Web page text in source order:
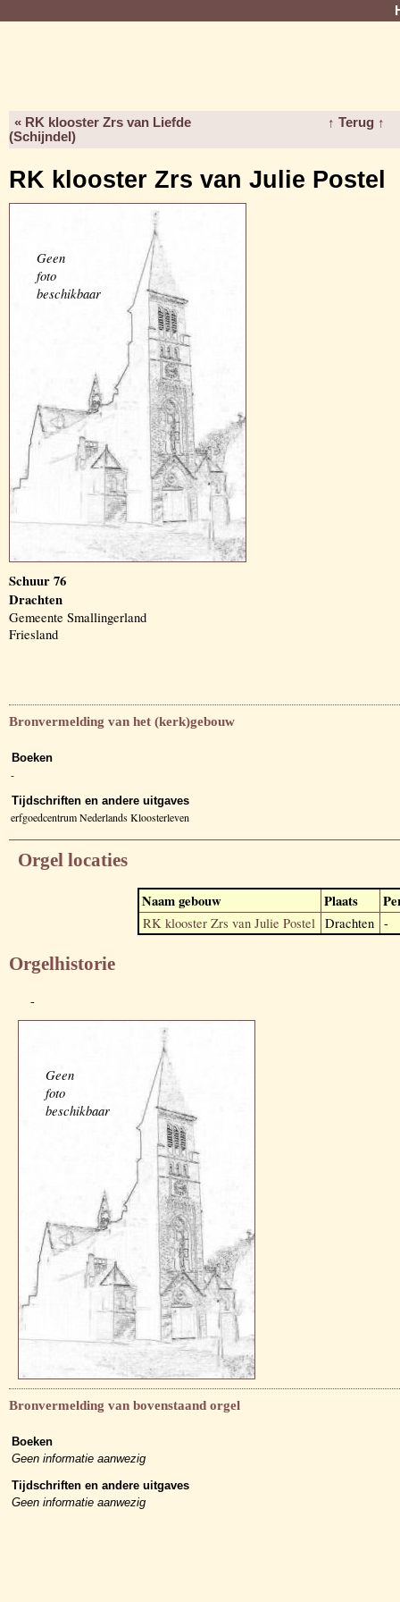
« RK klooster Zrs van Liefde
(Schijndel)
↑ Terug ↑
RK klooster Zrs van Julie Postel
Geen
foto
beschikbaar
Schuur 76
Drachten
Gemeente Smallingerland
Friesland
Bronvermelding van het (kerk)gebouw
Boeken
-
Tijdschriften en andere uitgaves
erfgoedcentrum Nederlands Kloosterleven
Orgel locaties
Naam gebouw Plaats
RK klooster Zrs van Julie Postel Drachten -
Orgelhistorie
-
Geen
foto
beschikbaar
Bronvermelding van bovenstaand orgel
Boeken
Geen informatie aanwezig
Tijdschriften en andere uitgaves
Geen informatie aanwezig